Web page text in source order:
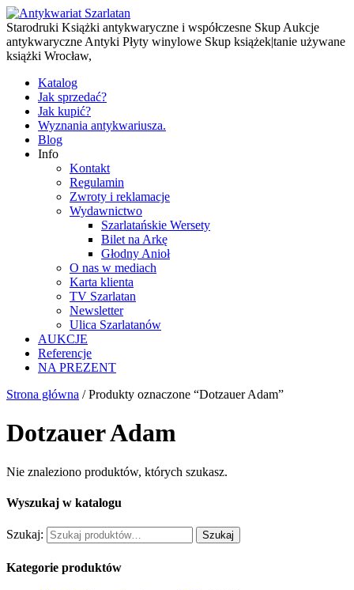
Starodruki Książki antykwaryczne i współczesne Skup Aukcje
antykwaryczne Antyki Płyty winylowe Skup książek|tanie używane
książki Wrocław,
Katalog
Jak sprzedać?
Jak kupić?
Wyznania antykwariusza.
Blog
Info
Kontakt
Regulamin
Zwroty i reklamacje
Wydawnictwo
Szarlatańskie Wersety
Bilet na Arkę
Głodny Anioł
O nas w mediach
Karta klienta
TV Szarlatan
Newsletter
Ulica Szarlatanów
AUKCJE
Referencje
NA PREZENT
Strona główna / Produkty oznaczone “Dotzauer Adam”
Dotzauer Adam
Nie znaleziono produktów, których szukasz.
Wyszukaj w katalogu
Szukaj: Szukaj
Kategorie produktów